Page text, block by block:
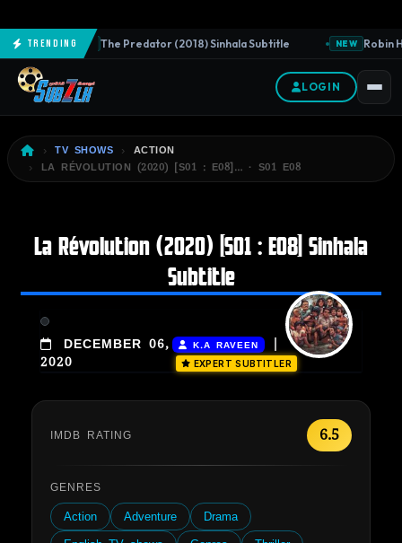
TrendingNEW The Predator (2018) Sinhala Subtitle NEW Robin
LOGIN
TV SHOWS
ACTION
LA RÉVOLUTION (2020) [S01 : E08]… · S01 E08
La Révolution (2020) [S01 : E08] Sinhala
Subtitle
DECEMBER 06,
2020
K.A RAVEEN |
EXPERT SUBTITLER
IMDB RATING 6.5
GENRES
Action Adventure
Drama